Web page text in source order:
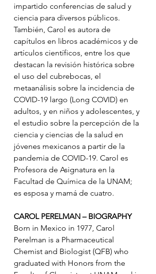
impartido conferencias de salud y
ciencia para diversos públicos.
También, Carol es autora de
capítulos en libros académicos y de
artículos científicos, entre los que
destacan la revisión histórica sobre
el uso del cubrebocas, el
metaanálisis sobre la incidencia de
COVID-19 largo (Long COVID) en
adultos, y en niños y adolescentes, y
el estudio sobre la percepción de la
ciencia y ciencias de la salud en
jóvenes mexicanos a partir de la
pandemia de COVID-19. Carol es
Profesora de Asignatura en la
Facultad de Química de la UNAM;
es esposa y mamá de cuatro.
CAROL PERELMAN – BIOGRAPHY
Born in Mexico in 1977, Carol
Perelman is a Pharmaceutical
Chemist and Biologist (QFB) who
graduated with Honors from the